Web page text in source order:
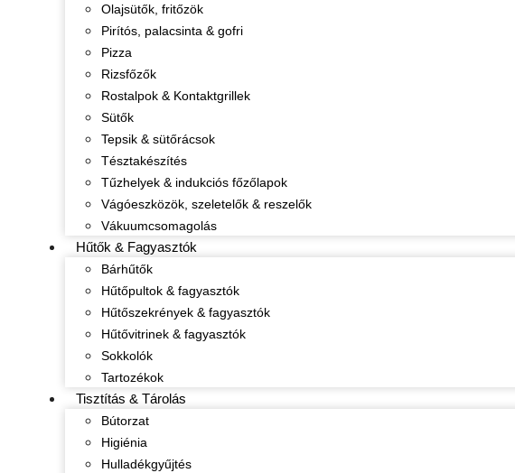
Olajsütők, fritőzök
Pirítós, palacsinta & gofri
Pizza
Rizsfőzők
Rostalpok & Kontaktgrillek
Sütők
Tepsik & sütőrácsok
Tésztakészítés
Tűzhelyek & indukciós főzőlapok
Vágóeszközök, szeletelők & reszelők
Vákuumcsomagolás
Hűtők & Fagyasztók
Bárhűtők
Hűtőpultok & fagyasztók
Hűtőszekrények & fagyasztók
Hűtővitrinek & fagyasztók
Sokkolók
Tartozékok
Tisztítás & Tárolás
Bútorzat
Higiénia
Hulladékgyűjtés